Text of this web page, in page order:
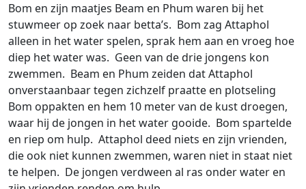
Bom en zijn maatjes Beam en Phum waren bij het
stuwmeer op zoek naar betta’s. Bom zag Attaphol
alleen in het water spelen, sprak hem aan en vroeg hoe
diep het water was. Geen van de drie jongens kon
zwemmen. Beam en Phum zeiden dat Attaphol
onverstaanbaar tegen zichzelf praatte en plotseling
Bom oppakten en hem 10 meter van de kust droegen,
waar hij de jongen in het water gooide. Bom spartelde
en riep om hulp. Attaphol deed niets en zijn vrienden,
die ook niet kunnen zwemmen, waren niet in staat niet
te helpen. De jongen verdween al ras onder water en